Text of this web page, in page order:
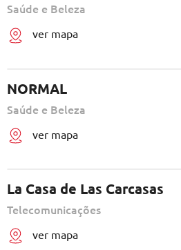
Saúde e Beleza
ver mapa
NORMAL
Saúde e Beleza
ver mapa
La Casa de Las Carcasas
Telecomunicações
ver mapa